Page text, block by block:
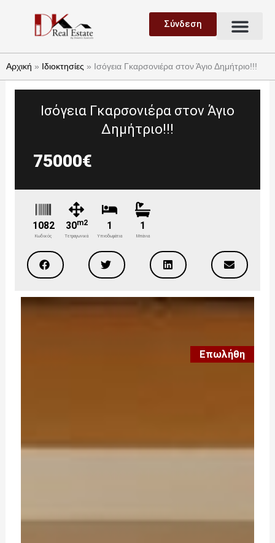
Σύνδεση
Αρχική » Ιδιοκτησίες » Ισόγεια Γκαρσονιέρα στον Άγιο Δημήτριο!!!
Ισόγεια Γκαρσονιέρα στον Άγιο
Δημήτριο!!!
75000€
1082
Κωδικός
30m2
Τετραγωνικά
1
Υπνοδωμάτια
1
Μπάνια
Επωλήθη